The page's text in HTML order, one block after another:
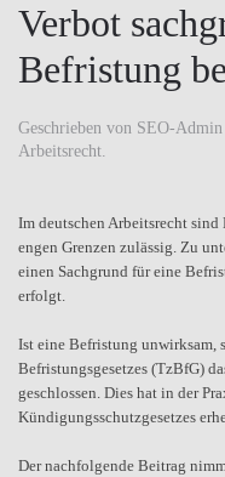
Verbot
Befristung
Geschrieben von SEO-Admin
Arbeitsrecht.
Im deutschen Arbeitsrecht
engen Grenzen zulässig. Zu
einen Sachgrund für eine
erfolgt.
Ist eine Befristung unwirksam,
Befristungsgesetzes (TzBfG)
geschlossen. Dies hat in der
Kündigungsschutzgesetzes
Der nachfolgende Beitrag